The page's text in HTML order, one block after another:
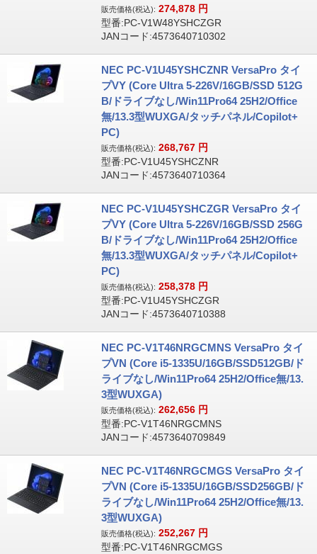
販売価格(税込): 274,878 円
型番:PC-V1W48YSHCZGR
JANコード:4573640710302
NEC PC-V1U45YSHCZNR VersaPro タイ
プVY (Core Ultra 5-226V/16GB/SSD 512G
B/ドライブなし/Win11Pro64 25H2/Office
無/13.3型WUXGA/タッチパネル/Copilot+
PC)
販売価格(税込): 268,767 円
型番:PC-V1U45YSHCZNR
JANコード:4573640710364
NEC PC-V1U45YSHCZGR VersaPro タイ
プVY (Core Ultra 5-226V/16GB/SSD 256G
B/ドライブなし/Win11Pro64 25H2/Office
無/13.3型WUXGA/タッチパネル/Copilot+
PC)
販売価格(税込): 258,378 円
型番:PC-V1U45YSHCZGR
JANコード:4573640710388
NEC PC-V1T46NRGCMNS VersaPro タイ
プVN (Core i5-1335U/16GB/SSD512GB/ド
ライブなし/Win11Pro64 25H2/Office無/13.
3型WUXGA)
販売価格(税込): 262,656 円
型番:PC-V1T46NRGCMNS
JANコード:4573640709849
NEC PC-V1T46NRGCMGS VersaPro タイ
プVN (Core i5-1335U/16GB/SSD256GB/ド
ライブなし/Win11Pro64 25H2/Office無/13.
3型WUXGA)
販売価格(税込): 252,267 円
型番:PC-V1T46NRGCMGS